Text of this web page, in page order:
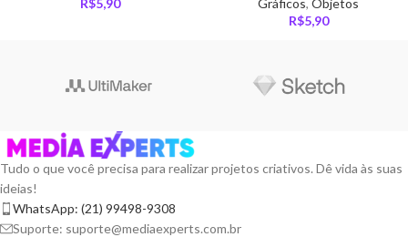
R$5,90
Tudo o que você precisa para realizar projetos criativos. Dê vida às suas
ideias!
WhatsApp: (21) 99498-9308
Suporte: suporte@mediaexperts.com.br